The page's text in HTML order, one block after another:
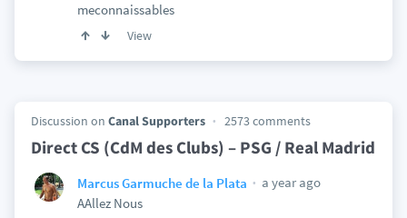
meconnaissables
View
Discussion on Canal Supporters 2573 comments
Direct CS (CdM des Clubs) – PSG / Real Madrid
Marcus Garmuche de la Plata
a year ago
AAllez Nous